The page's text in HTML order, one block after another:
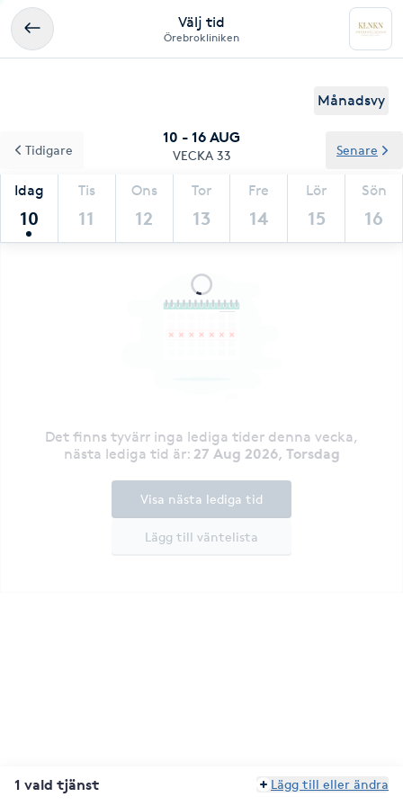
Välj tid
Örebrokliniken
Månadsvy
10 - 16 AUG
VECKA 33
Idag
10
Tis
11
Ons
12
Tor
13
Fre
14
Lör
15
Sön
16
Tidigare Senare
Det finns tyvärr inga lediga tider denna vecka,
nästa lediga tid är: 27 Aug 2026, Torsdag
Lägg till väntelista
Visa nästa lediga tid
1 vald tjänst Lägg till eller ändra